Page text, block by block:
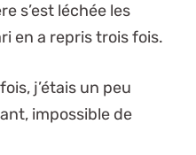
s’est léchée les
en a repris trois fois.
j’étais un peu
impossible de